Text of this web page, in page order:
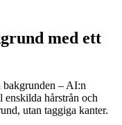
med ett
– AI:n
enskilda hårstrån och
utan taggiga kanter.